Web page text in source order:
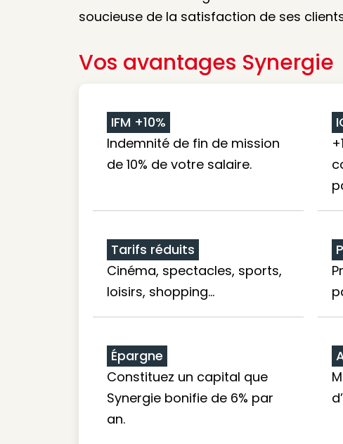
soucieuse de la satisfaction de ses
Vos avantages Synergie
IFM +10%
Indemnité de fin de mission
de 10% de votre salaire.
Tarifs réduits
Cinéma, spectacles, sports,
loisirs, shopping...
Épargne
Constituez un capital que
Synergie bonifie de 6% par
an.